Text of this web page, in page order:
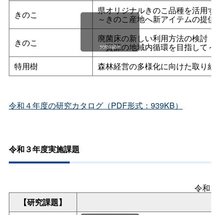
きのこ 県オリジナルきのこ品種を活用す
～きのこ産地へ新アイテムの提
きのこ 廃菌床の新しい利用方法の検討
～資源の地域内循環を目指して～
特用樹
森林経営の多様化に向けた取り組
scrollable
令和４年度の研究カタログ（PDF形式：939KB）
令和３年度実施課題
令和
【研究課題】